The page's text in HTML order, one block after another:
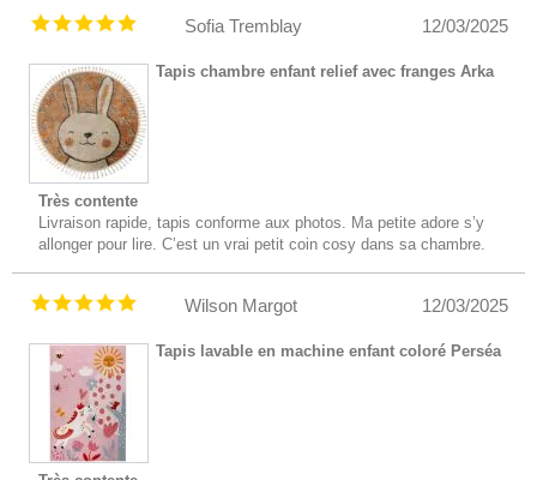
12/03/2025
Sofia Tremblay
Tapis chambre enfant relief avec franges Arka
Très contente
Livraison rapide, tapis conforme aux photos. Ma petite adore s’y
allonger pour lire. C’est un vrai petit coin cosy dans sa chambre.
12/03/2025
Wilson Margot
Tapis lavable en machine enfant coloré Perséa